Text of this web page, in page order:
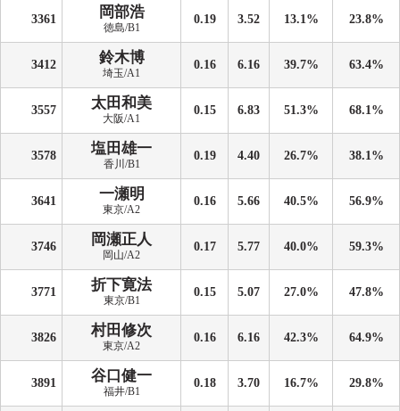
3361 岡部浩
徳島/B1
0.19 3.52 13.1% 23.8%
3412 鈴木博
埼玉/A1
0.16 6.16 39.7% 63.4%
3557 太田和美
大阪/A1
0.15 6.83 51.3% 68.1%
3578 塩田雄一
香川/B1
0.19 4.40 26.7% 38.1%
3641 一瀬明
東京/A2
0.16 5.66 40.5% 56.9%
3746 岡瀬正人
岡山/A2
0.17 5.77 40.0% 59.3%
3771 折下寛法
東京/B1
0.15 5.07 27.0% 47.8%
3826 村田修次
東京/A2
0.16 6.16 42.3% 64.9%
3891 谷口健一
福井/B1
0.18 3.70 16.7% 29.8%